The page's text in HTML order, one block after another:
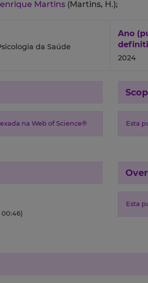
Martins (Martins, H.);
da Saúde
Ano
2024
na Web of Science® Esta
Esta